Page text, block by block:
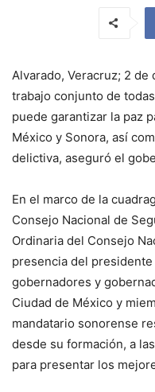
Alvarado, Veracruz; 2
trabajo conjunto de
puede garantizar la paz
México y Sonora, así
delictiva, aseguró el
En el marco de la
Consejo Nacional de
Ordinaria del Consejo
presencia del
gobernadores y
Ciudad de México y
mandatario sonorense
desde su formación, a
para presentar los